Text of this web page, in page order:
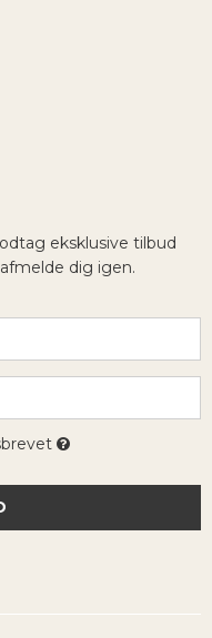
eksklusive tilbud
dig igen.